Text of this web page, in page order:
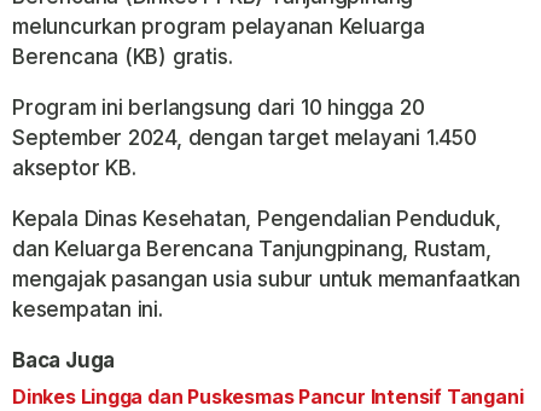
meluncurkan program pelayanan Keluarga
Berencana (KB) gratis.
Program ini berlangsung dari 10 hingga 20
September 2024, dengan target melayani 1.450
akseptor KB.
Kepala Dinas Kesehatan, Pengendalian Penduduk,
dan Keluarga Berencana Tanjungpinang, Rustam,
mengajak pasangan usia subur untuk memanfaatkan
kesempatan ini.
Baca Juga
Dinkes Lingga dan Puskesmas Pancur Intensif Tangani